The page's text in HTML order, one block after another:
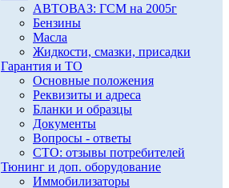
АВТОВАЗ: ГСМ на 2005г
Бензины
Масла
Жидкости, смазки, присадки
Гарантия и ТО
Основные положения
Реквизиты и адреса
Бланки и образцы
Документы
Вопросы - ответы
СТО: отзывы потребителей
Тюнинг и доп. оборудование
Иммобилизаторы